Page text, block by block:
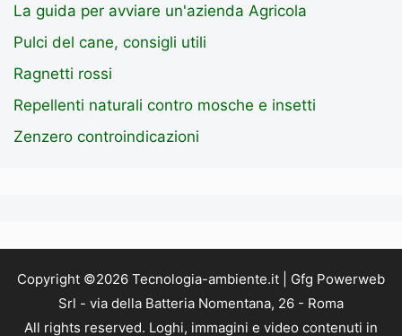
La guida per avviare un'azienda Agricola
Pulci del cane, consigli utili
Ragnetti rossi
Repellenti naturali contro mosche e insetti
Zenzero controindicazioni
Copyright ©2026 Tecnologia-ambiente.it | Gfg Powerweb
Srl - via della Batteria Nomentana, 26 - Roma
All rights reserved. Loghi, immagini e video contenuti in